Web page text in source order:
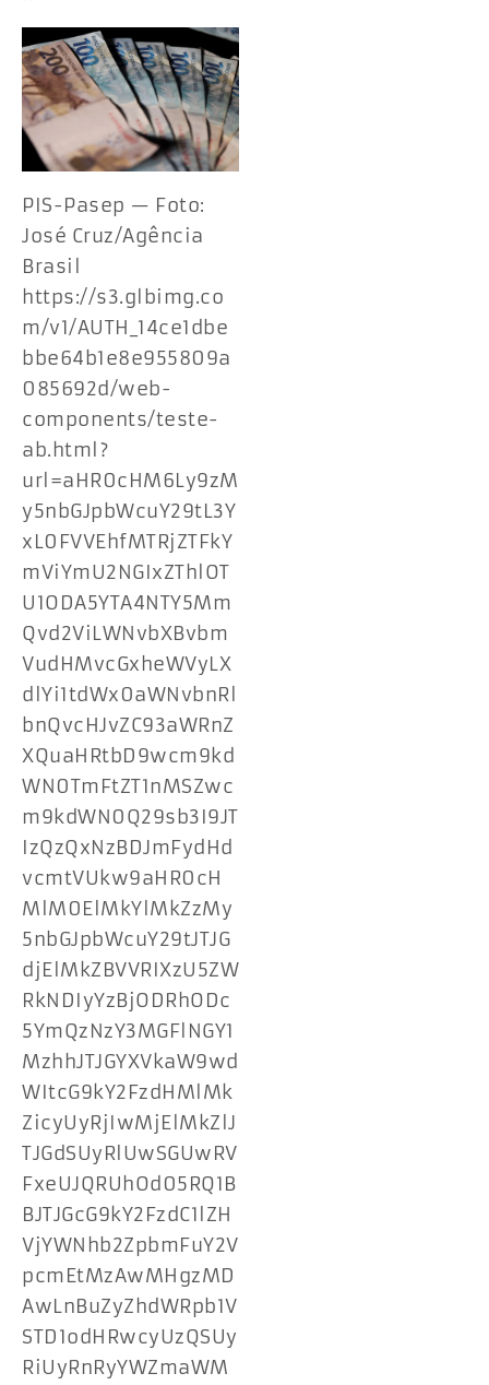
PIS-Pasep — Foto:
José Cruz/Agência
Brasil
https://s3.glbimg.co
m/v1/AUTH_14ce1dbe
bbe64b1e8e955809a
085692d/web-
components/teste-
ab.html?
url=aHR0cHM6Ly9zM
y5nbGJpbWcuY29tL3Y
xL0FVVEhfMTRjZTFkY
mViYmU2NGIxZThlOT
U1ODA5YTA4NTY5Mm
Qvd2ViLWNvbXBvbm
VudHMvcGxheWVyLX
dlYi1tdWx0aWNvbnRl
bnQvcHJvZC93aWRnZ
XQuaHRtbD9wcm9kd
WN0TmFtZT1nMSZwc
m9kdWN0Q29sb3I9JT
IzQzQxNzBDJmFydHd
vcmtVUkw9aHR0cH
MlM0ElMkYlMkZzMy
5nbGJpbWcuY29tJTJG
djElMkZBVVRIXzU5ZW
RkNDIyYzBjODRhODc
5YmQzNzY3MGFlNGY1
MzhhJTJGYXVkaW9wd
WItcG9kY2FzdHMlMk
ZicyUyRjIwMjElMkZlJ
TJGdSUyRlUwSGUwRV
FxeUJQRUhOd05RQ1B
BJTJGcG9kY2FzdC1lZH
VjYWNhb2ZpbmFuY2V
pcmEtMzAwMHgzMD
AwLnBuZyZhdWRpb1V
STD1odHRwcyUzQSUy
RiUyRnRyYWZmaWM